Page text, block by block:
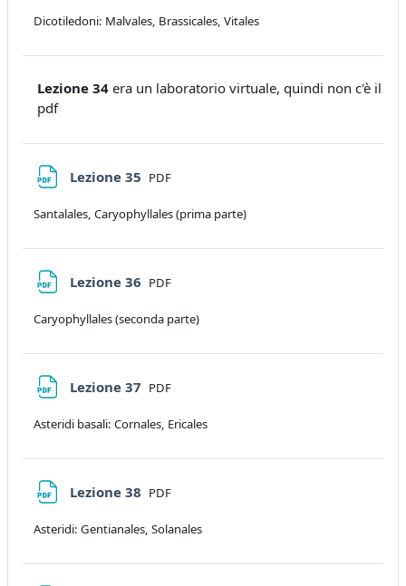
Dicotiledoni: Malvales, Brassicales, Vitales
Lezione 34 era un laboratorio virtuale, quindi non c'è il
pdf
Lezione 35 File
PDF
Santalales, Caryophyllales (prima parte)
Lezione 36 File
PDF
Caryophyllales (seconda parte)
Lezione 37 File
PDF
Asteridi basali: Cornales, Ericales
Lezione 38 File
PDF
Asteridi: Gentianales, Solanales